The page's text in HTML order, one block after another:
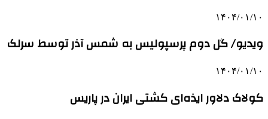
۱۴۰۴/۰۱/۱۰
ویدیو/ گل دوم پرسپولیس به شمس آذر توسط سرلک
۱۴۰۴/۰۱/۱۰
کولاک دلاور ایذه‌ای کشتی ایران در پاریس